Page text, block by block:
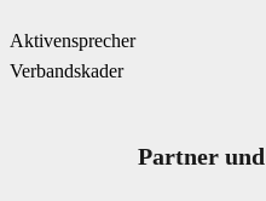
Aktivensprecher
Verbandskader
Partner